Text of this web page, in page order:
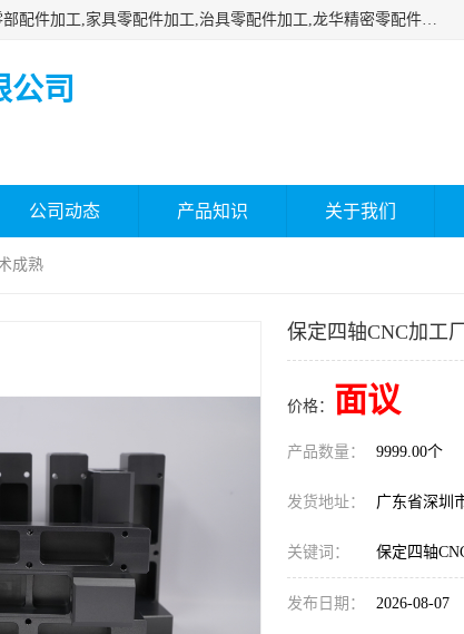
深圳市瑞通精密机械有限公司主要承接深圳精密零配件加工,非标零部配件加工,家具零配件加工,治具零配件加工,龙华精密零配件加工等各种各种精密机械加工，欢迎来来电咨询！
公司
公司动态 产品知识 关于我们
成熟
保定四轴CNC加工
价格： 面议
产品数量： 9999.00个
发货地址： 广东省深圳
关键词： 保定四轴
发布日期： 2026-08-07